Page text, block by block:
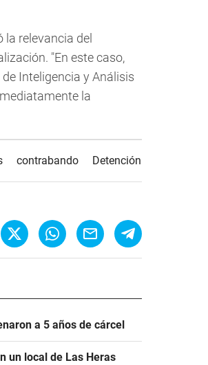
la relevancia del
"En este caso,
Inteligencia y Análisis
la
contrabando Detención
a 5 años de cárcel
un local de Las Heras